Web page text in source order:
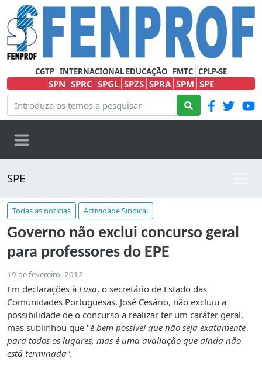
CGTP INTERNACIONAL EDUCAÇÃO FMTC CPLP-SE
SPN SPRC SPGL SPZS SPRA SPM SPE
SPE
Todas as notícias Actividade Sindical
Governo não exclui concurso geral
para professores do EPE
19 de fevereiro, 2012
Em declarações à Lusa, o secretário de Estado das
Comunidades Portuguesas, José Cesário, não excluiu a
possibilidade de o concurso a realizar ter um caráter geral,
mas sublinhou que "é bem possível que não seja exatamente
para todos os lugares, mas é uma avaliação que ainda não
está terminada".